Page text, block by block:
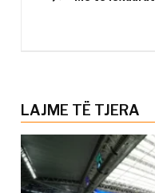
LAJME TË TJERA